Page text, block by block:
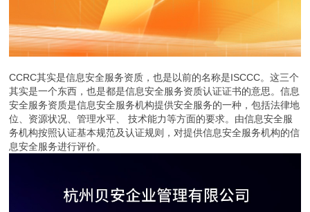
CCRC其实是信息安全服务资质，也是以前的名称是ISCCC。这三个
其实是一个东西，也是都是信息安全服务资质认证证书的意思。信息
安全服务资质是信息安全服务机构提供安全服务的一种，包括法律地
位、资源状况、管理水平、 技术能力等方面的要求。由信息安全服
务机构按照认证基本规范及认证规则，对提供信息安全服务机构的信
息安全服务进行评价。